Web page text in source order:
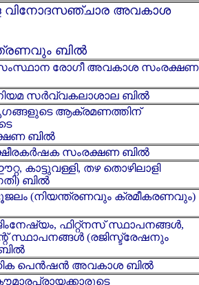
വിനോദസഞ്ചാര അവകാശ
ബിൽ
സംസ്ഥാന രോഗീ അവകാശ സംരക്ഷണ
നിയമ സർവ്വകലാശാല ബിൽ
ആക്രമണത്തിന്
ബിൽ
ക്ഷീരകർഷക സംരക്ഷണ ബിൽ
കാട്ടുവള്ളി, തഴ തൊഴിലാളി
ബിൽ
ഭൂജലം (നിയന്ത്രണവും ക്രമീകരണവും)
ഫിറ്റ്നസ് സ്ഥാപനങ്ങൾ,
സ്ഥാപനങ്ങൾ (രജിസ്ട്രേഷനും
പെൻഷൻ അവകാശ ബിൽ